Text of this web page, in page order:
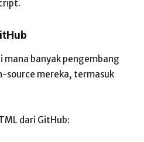
banyak pengembang
source mereka, termasuk
dari GitHub: